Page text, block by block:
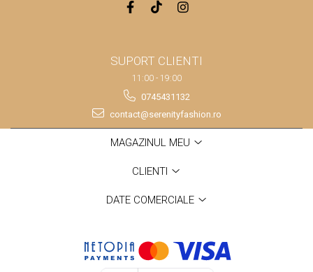
SUPORT CLIENTI
11:00 - 19:00
0745431132
contact@serenityfashion.ro
MAGAZINUL MEU
CLIENTI
DATE COMERCIALE